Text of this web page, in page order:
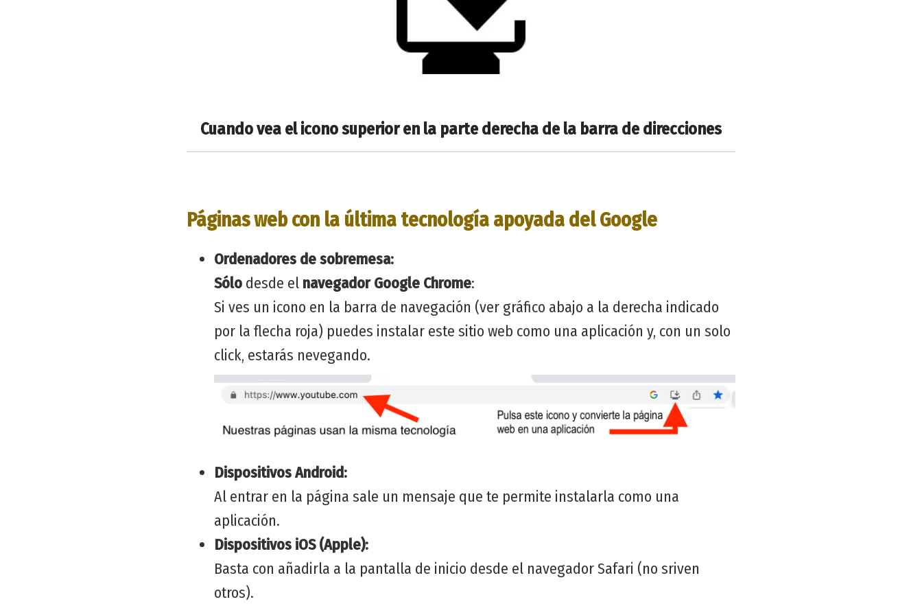
Cuando vea el icono superior en la parte derecha de la barra de direcciones
Páginas web con la última tecnología apoyada del Google
Ordenadores de sobremesa:
Sólo desde el navegador Google Chrome:
Si ves un icono en la barra de navegación (ver gráfico abajo a la derecha indicado
por la flecha roja) puedes instalar este sitio web como una aplicación y, con un solo
click, estarás nevegando.
Dispositivos Android:
Al entrar en la página sale un mensaje que te permite instalarla como una
aplicación.
Dispositivos iOS (Apple):
Basta con añadirla a la pantalla de inicio desde el navegador Safari (no sriven
otros).